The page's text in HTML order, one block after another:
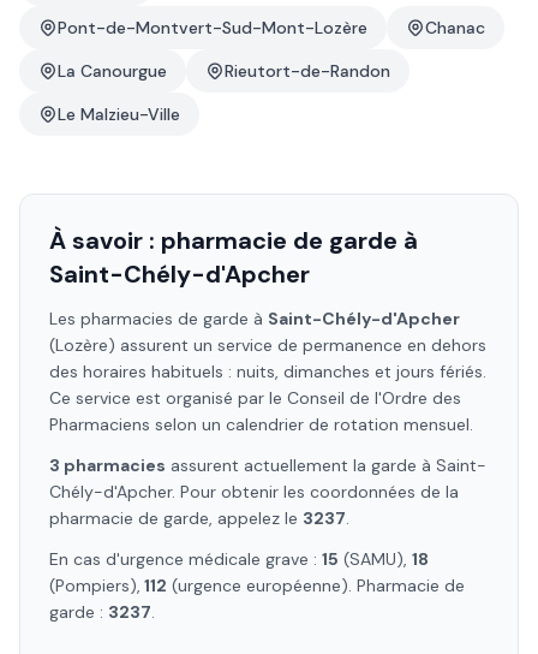
Pont-de-Montvert-Sud-Mont-Lozère
Chanac
La Canourgue
Rieutort-de-Randon
Le Malzieu-Ville
À savoir : pharmacie de garde à
Saint-Chély-d'Apcher
Les pharmacies de garde à Saint-Chély-d'Apcher
(Lozère) assurent un service de permanence en dehors
des horaires habituels : nuits, dimanches et jours fériés.
Ce service est organisé par le Conseil de l'Ordre des
Pharmaciens selon un calendrier de rotation mensuel.
3 pharmacies assurent actuellement la garde à Saint-
Chély-d'Apcher. Pour obtenir les coordonnées de la
pharmacie de garde, appelez le 3237.
En cas d'urgence médicale grave : 15 (SAMU), 18
(Pompiers), 112 (urgence européenne). Pharmacie de
garde : 3237.